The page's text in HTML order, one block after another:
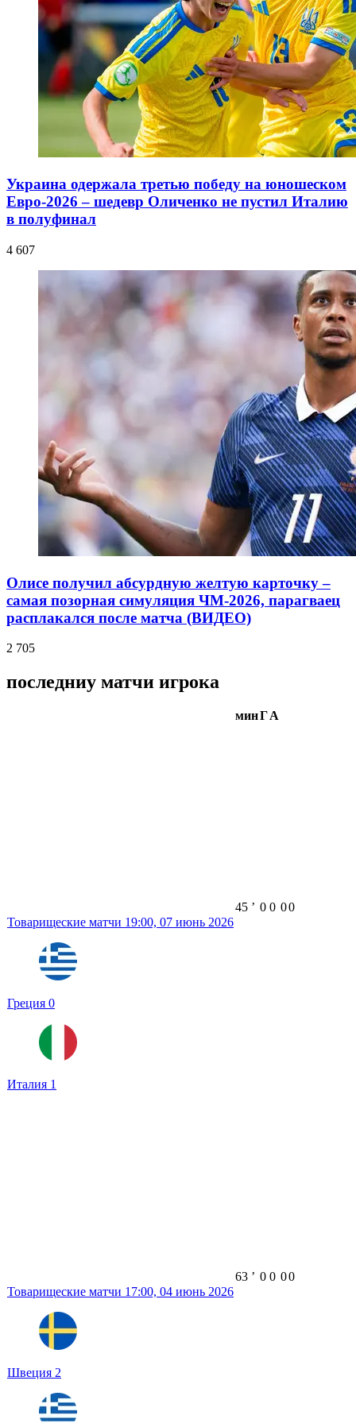
Украина одержала третью победу на юношеском
Евро-2026 – шедевр Оличенко не пустил Италию
в полуфинал
4 607
Олисе получил абсурдную желтую карточку –
самая позорная симуляция ЧМ-2026, парагваец
расплакался после матча (ВИДЕО)
2 705
последниу матчи игрока
минГА
Товарищеские матчи 19:00, 07 июнь 2026
Греция 0
Италия 1
45 ʼ 0 0 00
Товарищеские матчи 17:00, 04 июнь 2026
Швеция 2
63 ʼ 0 0 00